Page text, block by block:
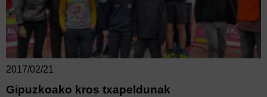
2017/02/21
Gipuzkoako kros txapeldunak